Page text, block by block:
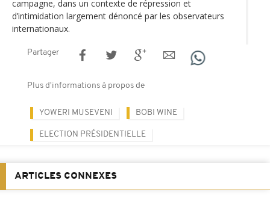
campagne, dans un contexte de répression et
d’intimidation largement dénoncé par les observateurs
internationaux.
Partager
Plus d'informations à propos de
YOWERI MUSEVENI BOBI WINE
ELECTION PRÉSIDENTIELLE
ARTICLES CONNEXES